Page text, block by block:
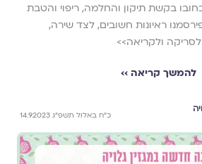
בקשת תיקון והחלמה, ריפוי והטבת
ראיונות חשובים, לצד שירה,
לסריקה ולקריאה>>
להמשך קריאה ››
כ״ח באלול תשפ״ג 14.9.2023